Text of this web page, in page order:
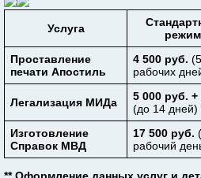
Услуга
режим
Проставление
печати Апостиль
4 500 руб.
рабочих
Легализация МИДа
5 000 руб.
(до 14 дней)
Изготовление
Справок МВД
17 500 руб.
рабочий
** Оформление данных услуг и